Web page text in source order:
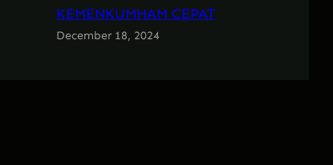
KEMENKUMHAM CEPAT
December 18, 2024